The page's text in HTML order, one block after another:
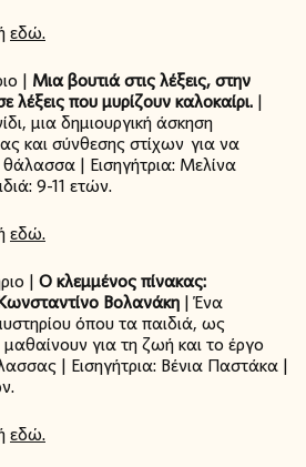
εδώ.
| Μια βουτιά στις λέξεις, στην
που μυρίζουν καλοκαίρι. |
μια δημιουργική άσκηση
και σύνθεσης στίχων για να
| Εισηγήτρια: Μελίνα
9-11 ετών.
εδώ.
| Ο κλεμμένος πίνακας:
Βολανάκη | Ένα
όπου τα παιδιά, ως
μαθαίνουν για τη ζωή και το έργο
| Εισηγήτρια: Βένια Παστάκα |
εδώ.